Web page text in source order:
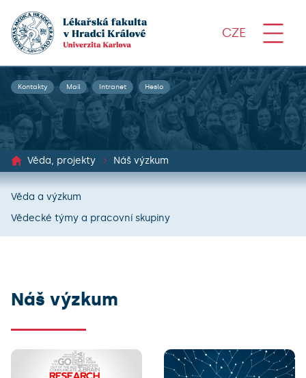
CZE
Kontakty Mail Intranet Heslo
Věda, projekty Náš výzkum
Věda a výzkum
Vědecké týmy a pracovní skupiny
Náš výzkum